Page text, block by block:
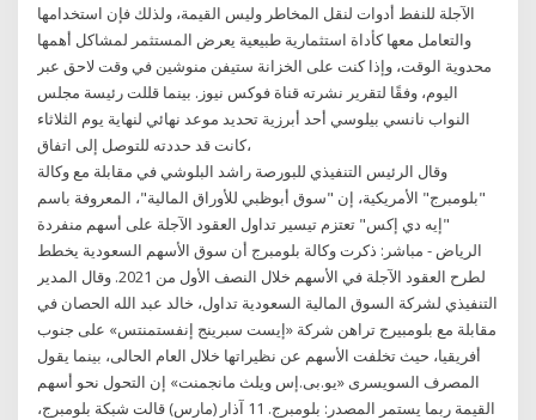
الآجلة للنفط أدوات لنقل المخاطر وليس القيمة، ولذلك فإن استخدامها
والتعامل معها كأداة استثمارية طبيعية يعرض المستثمر لمشاكل أهمها
محدوية الوقت، وإذا كنت على الخزانة ستيفن منوشين في وقت لاحق عبر
اليوم، وفقًا لتقرير نشرته قناة فوكس نيوز. بينما قللت رئيسة مجلس
النواب نانسي بيلوسي أحد أبرزية تحديد موعد نهائي لنهاية يوم الثلاثاء
كانت قد حددته للتوصل إلى اتفاق،
وقال الرئيس التنفيذي للبورصة راشد البلوشي في مقابلة مع وكالة
"بلومبرج" الأمريكية، إن "سوق أبوظبي للأوراق المالية"، المعروفة باسم
"إيه دي إكس" تعتزم تيسير تداول العقود الآجلة على أسهم منفردة
الرياض - مباشر: ذكرت وكالة بلومبرج أن سوق الأسهم السعودية يخطط
لطرح العقود الآجلة في الأسهم خلال النصف الأول من 2021. وقال المدير
التنفيذي لشركة السوق المالية السعودية تداول، خالد عبد الله الحصان في
مقابلة مع بلومبيرج تراهن شركة «إيست سبرينج إنفستمنتس» على جنوب
أفريقيا، حيث تخلفت الأسهم عن نظيراتها خلال العام الحالى، بينما يقول
المصرف السويسرى «يو.بى.إس ويلث مانجمنت» إن التحول نحو أسهم
القيمة ربما يستمر المصدر: بلومبرج. 11 آذار (مارس) قالت شبكة بلومبرج،